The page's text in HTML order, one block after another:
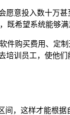
意投入数十万
希望系统能够
购买费用、定
训员工，使他
，这样才能根